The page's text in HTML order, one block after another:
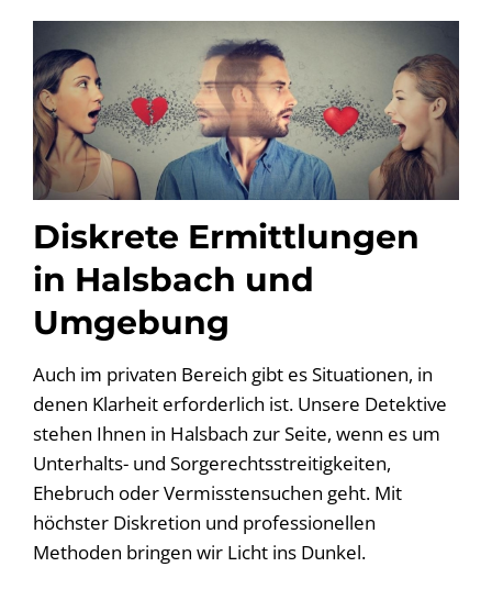
Diskrete Ermittlungen
in Halsbach und
Umgebung
Auch im privaten Bereich gibt es Situationen, in
denen Klarheit erforderlich ist. Unsere Detektive
stehen Ihnen in Halsbach zur Seite, wenn es um
Unterhalts- und Sorgerechtsstreitigkeiten,
Ehebruch oder Vermisstensuchen geht. Mit
höchster Diskretion und professionellen
Methoden bringen wir Licht ins Dunkel.